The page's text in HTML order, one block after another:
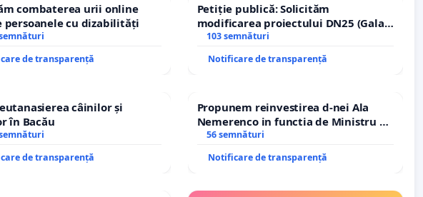
combaterea urii online
persoanele cu dizabilități
de transparență
Petiție publică: Solicităm
modificarea proiectului DN25 (Galați
– Hanu Conachi) prin devierea
103 semnături
Notificare de transparență
câinilor și
în Bacău
de transparență
Propunem reinvestirea d-nei Ala
Nemerenco in functia de Ministru al
Sanatatii
56 semnături
Notificare de transparență